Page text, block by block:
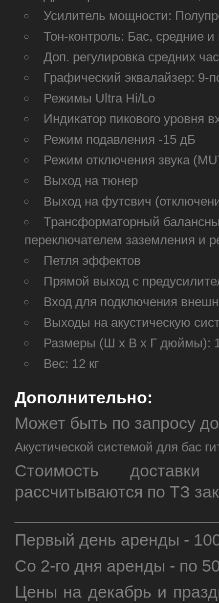
Усилитель мощности:
Тон-контроль: Бас, средние
Доп. регулировка средних
Графический эквалайзер: 9-
Режимы Ultra Hi/Lo
Индикатор пикового уровня
Режим подавления -15 дБ
Режим отключения звука
Выход на тюнер
Выход на футсвич
Трансформаторный
переключателем заземления и
Петля эффектов
Прямой выход с
Вход для подключения
Выходы на акустическую
Размеры (Ш х В х Г дюймы):
Вес: 12 кг
Дополнительно:
Может быть по запросу
Акустической системой для бас
Стоимость
рассчитываются по ТЗ
Первый день аренды -
Со 2-го дня аренды - по
Цены на декабрь и